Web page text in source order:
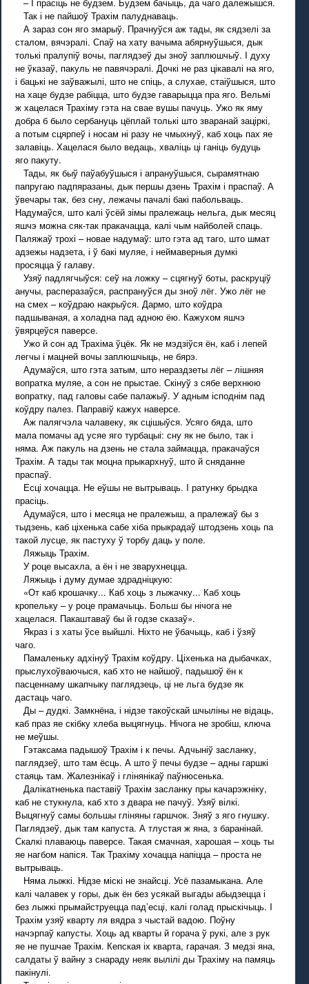
Так і не пайшоў Трахім палуднаваць.
А зараз сон яго змарыў. Прачнуўся аж тады, як сядзелі за
сталом, вячэралі. Спаў на хату вачыма абярнуўшыся, дык
толькі пралупіў вочы, паглядзеў ды зноў заплюшчыў. I духу
не ўказаў, пакуль не павячэралі. Дочкі не раз цікавалі на яго,
і бацькі не заўважылі, што не спіць, а слухае, стаіўшыся, што
на хаце будзе рабіцца, што будзе гаварыцца пра яго. Вельмі
ж хацелася Трахіму гэта на свае вушы пачуць. Ужо як яму
добра б было сербануць цёплай толькі што зваранай заціркі,
а потым сцярпеў і носам ні разу не чмыхнуў, каб хоць пах яе
залавіць. Хацелася было ведаць, хваліць ці ганіць будуць
яго пакуту.
Тады, як быў паўабуўшыся і апрануўшыся, сырамятнаю
папругаю падпяразаны, дык першы дзень Трахім і праспаў. А
ўвечары так, без сну, лежачы пачалі бакі пабольваць.
Надумаўся, што калі ўсёй зімы пралежаць нельга, дык месяц
яшчэ можна сяк-так пракачацца, калі чым найболей спаць.
Паляжаў трохі – новае надумаў: што гэта ад таго, што шмат
адзежы надзета, і ў бакі муляе, і неймаверныя думкі
просяцца ў галаву.
Узяў падлягчыўся: сеў на ложку – сцягнуў боты, раскруціў
анучы, расперазаўся, распрануўся ды зноў лёг. Ужо лёг не
на смех – коўдраю накрыўся. Дармо, што коўдра
падшываная, а холадна пад адною ёю. Кажухом яшчэ
ўвярцеўся паверсе.
Ужо й сон ад Трахіма ўцёк. Як не мэдзіўся ён, каб і лепей
легчы і мацней вочы заплюшчыць, не бярэ.
Адумаўся, што гэта затым, што нераздзеты лёг – лішняя
вопратка муляе, а сон не прыстае. Скінуў з сябе верхнюю
вопратку, пад галовы сабе палажыў. У адным ісподнім пад
коўдру палез. Паправіў кажух наверсе.
Аж палягчэла чалавеку, як сцішыўся. Усяго бяда, што
мала помачы ад усяе яго турбацыі: сну як не было, так і
няма. Аж пакуль на дзень не стала займацца, пракачаўся
Трахім. А тады так моцна прыкархнуў, што й сняданне
праспаў.
Есці хочацца. Не еўшы не вытрываць. I ратунку брыдка
прасіць.
Адумаўся, што і месяца не пралежыш, а пралежаў бы з
тыдзень, каб ціхенька сабе хіба прыкрадаў штодзень хоць па
такой лусце, як пастуху ў торбу даць у поле.
Ляжыць Трахім.
У роце высахла, а ён і не зварухнецца.
Ляжыць і думу думае здрадніцкую:
«От каб крошачку... Каб хоць з лыжачку... Каб хоць
кропельку – у роце прамачыць. Больш бы нічога не
хацелася. Пакаштаваў бы й годзе сказаў».
Якраз і з хаты ўсе выйшлі. Ніхто не ўбачыць, каб і ўзяў
чаго.
Памаленьку адхінуў Трахім коўдру. Ціхенька на дыбачках,
прыслухоўваючыся, каб хто не найшоў, падышоў ён к
пасценнаму шкапчыку паглядзець, ці не льга будзе як
дастаць чаго.
Ды – дудкі. Замкнёна, і нідзе такоўскай шчыліны не відаць,
каб праз яе скібку хлеба выцягнуць. Нічога не зробіш, ключа
не меўшы.
Гэтаксама падышоў Трахім і к печы. Адчыніў засланку,
паглядзеў, што там ёсць. А што ў печы будзе – адны гаршкі
стаяць там. Жалезнікаў і глінянікаў паўнюсенька.
Далікатненька паставіў Трахім засланку пры качарэжніку,
каб не стукнула, каб хто з двара не пачуў. Узяў вілкі.
Выцягнуў самы большы гліняны гаршчок. Зняў з яго гнушку.
Паглядзеў, дык там капуста. А тлустая ж яна, з баранінай.
Скалкі плаваюць паверсе. Такая смачная, харошая – хоць ты
яе нагбом напіся. Так Трахіму хочацца напіцца – проста не
вытрываць.
Няма лыжкі. Нідзе міскі не знайсці. Усё пазамыкана. Але
калі чалавек у горы, дык ён без усякай выгады абыдзецца і
без лыжкі прымайструецца пад’есці, калі голад прыскічыць. I
Трахім узяў кварту ля вядра з чыстай вадою. Поўну
начэрпаў капусты. Хоць ад кварты й горача ў рукі, але з рук
яе не пушчае Трахім. Кепская іх кварта, гарачая. З медзі яна,
салдаты ў вайну з снараду неяк вылілі ды Трахіму на памяць
пакінулі.